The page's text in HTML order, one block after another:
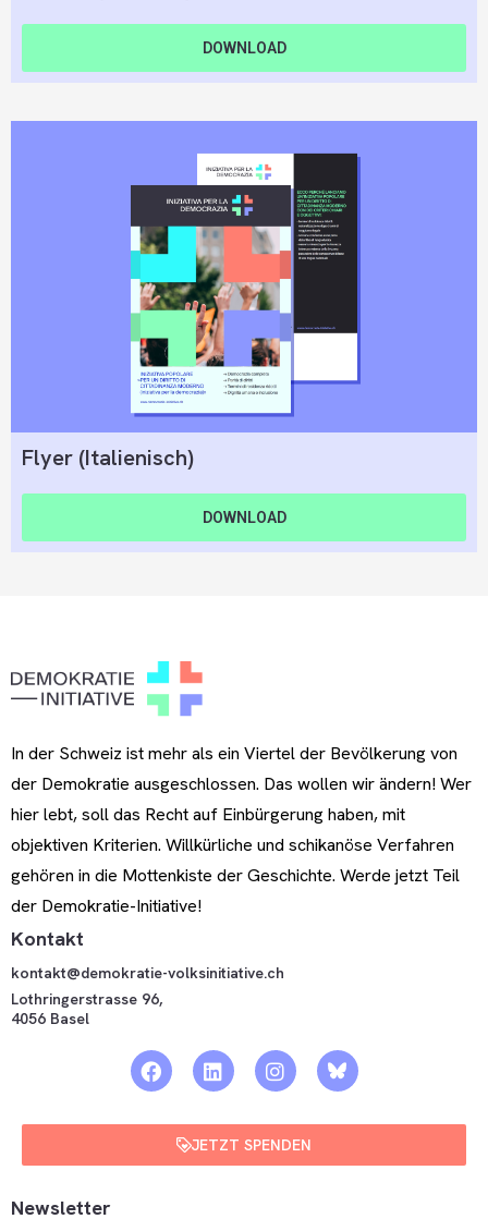
DOWNLOAD
Flyer (Italienisch)
DOWNLOAD
In der Schweiz ist mehr als ein Viertel der Bevölkerung von
der Demokratie ausgeschlossen. Das wollen wir ändern! Wer
hier lebt, soll das Recht auf Einbürgerung haben, mit
objektiven Kriterien. Willkürliche und schikanöse Verfahren
gehören in die Mottenkiste der Geschichte. Werde jetzt Teil
der Demokratie-Initiative!
Kontakt
kontakt@demokratie-volksinitiative.ch
Lothringerstrasse 96,
4056 Basel
JETZT SPENDEN
Newsletter